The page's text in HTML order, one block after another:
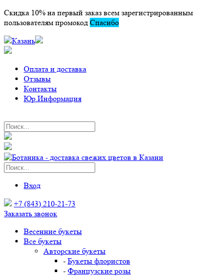
Скидка 10% на первый заказ всем зарегистрированным
пользователям промокод Спасибо
Казань
Оплата и доставка
Отзывы
Контакты
Юр.Информация
Вход
+7 (843) 210-21-73
Заказать звонок
Весенние букеты
Все букеты
Авторские букеты
- Букеты флористов
- Французские розы